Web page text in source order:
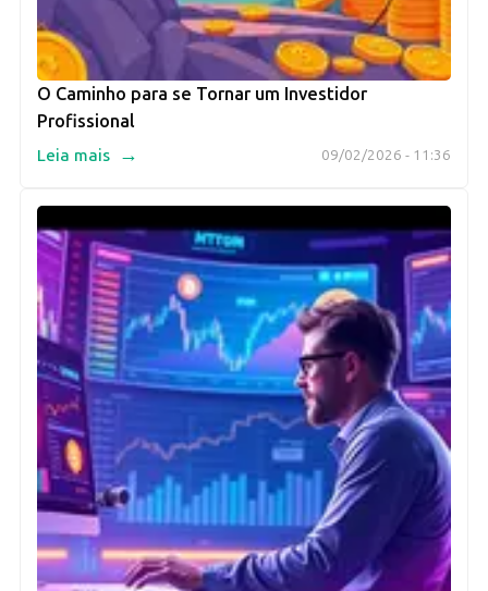
O Caminho para se Tornar um Investidor
Profissional
09/02/2026 - 11:36
Leia mais →